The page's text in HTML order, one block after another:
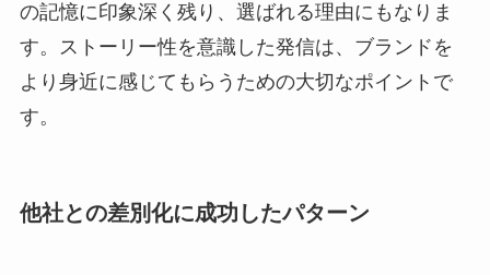
の記憶に印象深く残り、選ばれる理由にもなりま
す。ストーリー性を意識した発信は、ブランドを
より身近に感じてもらうための大切なポイントで
す。
他社との差別化に成功したパターン